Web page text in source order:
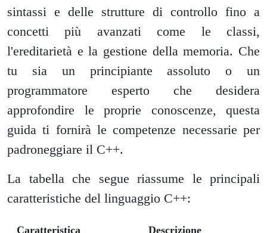
sintassi e delle strutture di controllo fino a
concetti più avanzati come le classi,
l'ereditarietà e la gestione della memoria. Che
tu sia un principiante assoluto o un
programmatore esperto che desidera
approfondire le proprie conoscenze, questa
guida ti fornirà le competenze necessarie per
padroneggiare il C++.
La tabella che segue riassume le principali
caratteristiche del linguaggio C++:
Caratteristica Descrizione